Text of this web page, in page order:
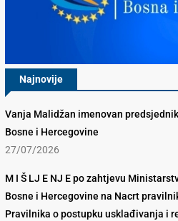
Najnovije
Vanja Malidžan imenovan
Bosne i Hercegovine
27/07/2026
M I Š LJ E NJ E po zahtjevu
Bosne i Hercegovine na Nacrt
Pravilnika o postupku usklađivanja i